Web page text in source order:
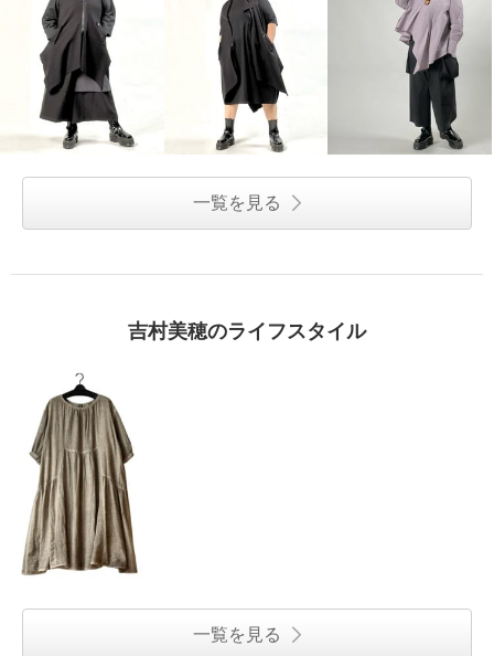
一覧を見る
吉村美穂のライフスタイル
一覧を見る